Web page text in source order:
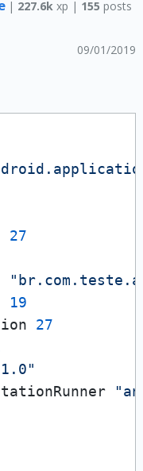
| 227.6k xp | 155 posts
09/01/2019
27
19
27